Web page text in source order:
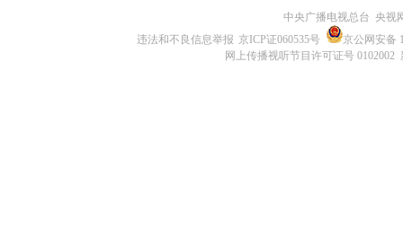
中央广播电视总台 央视
违法和不良信息举报 京ICP证060535号
京公网安备
网上传播视听节目许可证号 0102002